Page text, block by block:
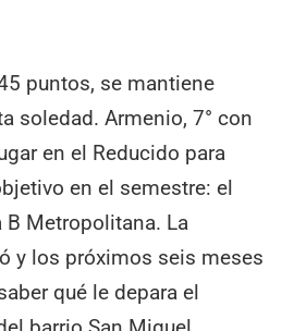
puntos, se mantiene
soledad. Armenio, 7° con
en el Reducido para
en el semestre: el
B Metropolitana. La
y los próximos seis meses
qué le depara el